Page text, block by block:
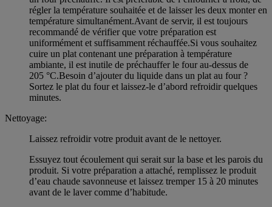
régler la température souhaitée et de laisser les deux monter en
température simultanément.Avant de servir, il est toujours
recommandé de vérifier que votre préparation est
uniformément et suffisamment réchauffée.Si vous souhaitez
cuire un plat contenant une préparation à température
ambiante, il est inutile de préchauffer le four au-dessus de
205 °C.Besoin d’ajouter du liquide dans un plat au four ?
Sortez le plat du four et laissez-le d’abord refroidir quelques
minutes.
Nettoyage:
Laissez refroidir votre produit avant de le nettoyer.
Essuyez tout écoulement qui serait sur la base et les parois du
produit. Si votre préparation a attaché, remplissez le produit
d’eau chaude savonneuse et laissez tremper 15 à 20 minutes
avant de le laver comme d’habitude.